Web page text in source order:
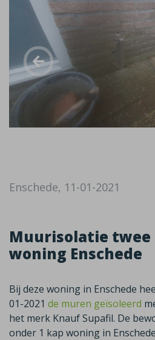
Enschede, 11-01-2021
Muurisolatie twee
woning Enschede
Bij deze woning in Enschede
01-2021 de muren geïsoleerd
het merk Knauf Supafil. De
onder 1 kap woning in